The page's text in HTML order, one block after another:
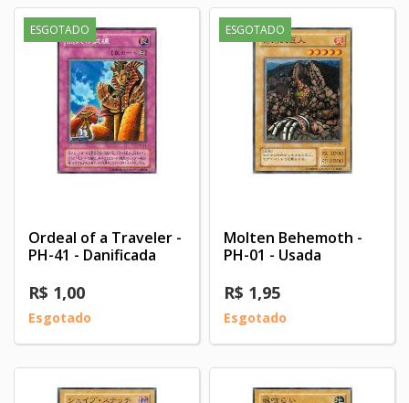
ESGOTADO
Ordeal of a Traveler -
PH-41 - Danificada
R$ 1,00
Esgotado
ESGOTADO
Molten Behemoth -
PH-01 - Usada
R$ 1,95
Esgotado